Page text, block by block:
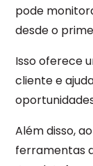
pode
desde o
Isso oferece
cliente e
Além disso,
ferramentas